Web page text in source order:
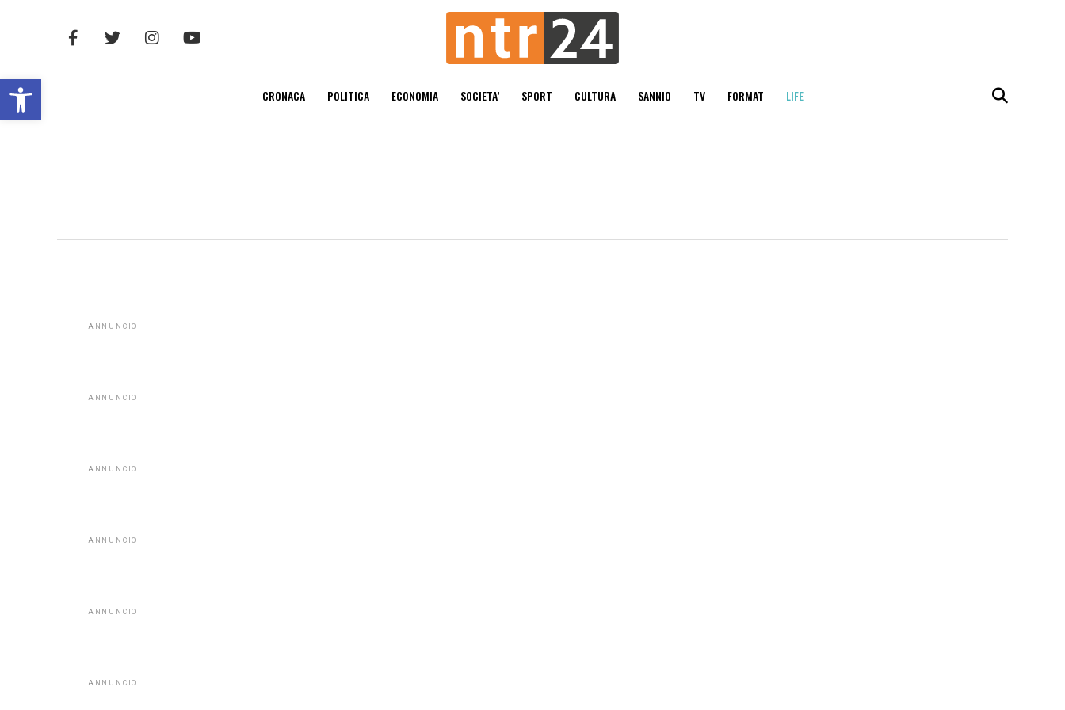
Open toolbar CRONACA POLITICA ECONOMIA SOCIETA’ SPORT CULTURA SANNIO TV FORMAT LIFE
ANNUNCIO
ANNUNCIO
ANNUNCIO
ANNUNCIO
ANNUNCIO
ANNUNCIO